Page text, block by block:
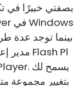
بصفتي خبيرًا في
بتغيير مجموعة